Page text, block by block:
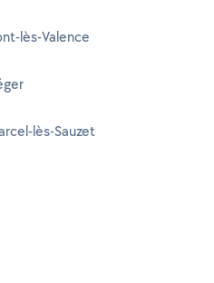
lès-Valence
lès-Sauzet